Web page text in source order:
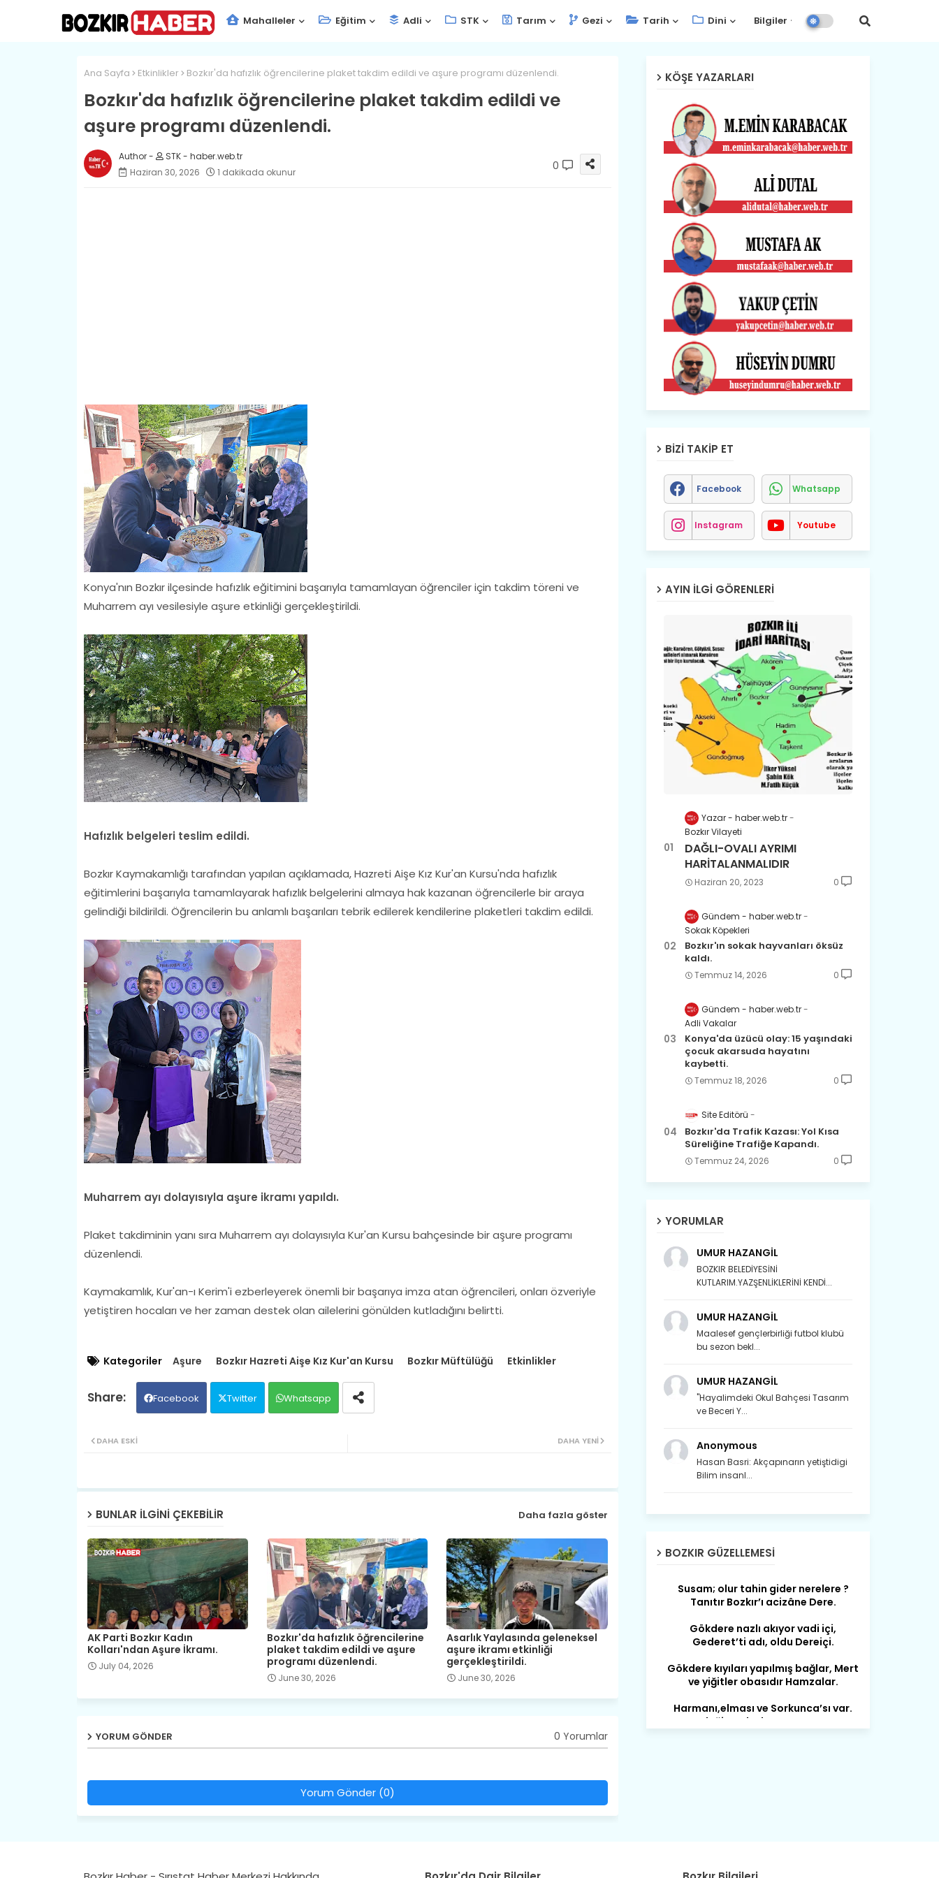
Mahalleler Eğitim Adli STK Tarım Gezi Tarih Dini Bilgiler
Ana Sayfa Etkinlikler Bozkır'da hafızlık öğrencilerine plaket takdim edildi ve aşure programı düzenlendi.
Bozkır'da hafızlık öğrencilerine plaket takdim edildi ve
aşure programı düzenlendi.
STK - haber.web.tr
Haziran 30, 2026
1 dakikada okunur 0
Konya'nın Bozkır ilçesinde hafızlık eğitimini başarıyla tamamlayan öğrenciler için takdim töreni ve
Muharrem ayı vesilesiyle aşure etkinliği gerçekleştirildi.
Hafızlık belgeleri teslim edildi.
Bozkır Kaymakamlığı tarafından yapılan açıklamada, Hazreti Aişe Kız Kur'an Kursu'nda hafızlık
eğitimlerini başarıyla tamamlayarak hafızlık belgelerini almaya hak kazanan öğrencilerle bir araya
gelindiği bildirildi. Öğrencilerin bu anlamlı başarıları tebrik edilerek kendilerine plaketleri takdim edildi.
Muharrem ayı dolayısıyla aşure ikramı yapıldı.
Plaket takdiminin yanı sıra Muharrem ayı dolayısıyla Kur'an Kursu bahçesinde bir aşure programı
düzenlendi.
Kaymakamlık, Kur'an-ı Kerim'i ezberleyerek önemli bir başarıya imza atan öğrencileri, onları özveriyle
yetiştiren hocaları ve her zaman destek olan ailelerini gönülden kutladığını belirtti.
Kategoriler Aşure Bozkır Hazreti Aişe Kız Kur'an Kursu Bozkır Müftülüğü Etkinlikler
Facebook Twitter Whatsapp
DAHA YENI
DAHA ESKI
BUNLAR ILGINI ÇEKEBILIR Daha fazla göster
AK Parti Bozkır Kadın
Kolları'ndan Aşure İkramı.
July 04, 2026
Bozkır'da hafızlık öğrencilerine
plaket takdim edildi ve aşure
programı düzenlendi.
June 30, 2026
Asarlık Yaylasında geleneksel
aşure ikramı etkinliği
gerçekleştirildi.
June 30, 2026
YORUM GÖNDER 0 Yorumlar
Yorum Gönder (0)
KÖŞE YAZARLARI
BIZI TAKIP ET
Facebook Whatsapp
Instagram Youtube
AYIN İLGI GÖRENLERI
Yazar - haber.web.tr
Bozkır Vilayeti
DAĞLI-OVALI AYRIMI
HARİTALANMALIDIR
Haziran 20, 2023 0
Gündem - haber.web.tr
Sokak Köpekleri
Bozkır'ın sokak hayvanları öksüz
kaldı.
Temmuz 14, 2026 0
Gündem - haber.web.tr
Adli Vakalar
Konya'da üzücü olay: 15 yaşındaki
çocuk akarsuda hayatını
kaybetti.
Temmuz 18, 2026 0
Site Editörü
Bozkır'da Trafik Kazası: Yol Kısa
Süreliğine Trafiğe Kapandı.
Temmuz 24, 2026 0
YORUMLAR
UMUR HAZANGİL
BOZKIR BELEDİYESİNİ
KUTLARIM.YAZŞENLİKLERİNİ KENDİ...
UMUR HAZANGİL
Maalesef gençlerbirliği futbol klubü
bu sezon bekl...
UMUR HAZANGİL
"Hayalimdeki Okul Bahçesi Tasarım
ve Beceri Y...
Anonymous
Hasan Basri: Akçapınarın yetiştidigi
Bilim insanl...
BOZKIR GÜZELLEMESI
Gökdere nazlı akıyor vadi içi,
Gökdere kıyıları yapılmış bağlar, Mert
Harmanı,elması ve Sorkunca’sı var.
Büyük yerdir, mahalleleri Aydınlık, Tarih
Mazimdeki ismi şanla taşır Söğüt.